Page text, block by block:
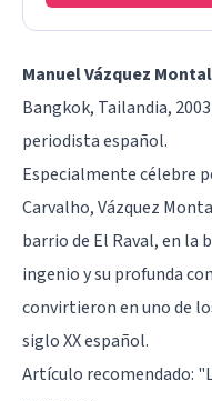
Manuel Vázquez
Bangkok, Tailandia,
periodista español.
Especialmente célebre
Carvalho, Vázquez
barrio de El Raval, en la
ingenio y su profunda
convirtieron en uno de
siglo XX español.
Artículo recomendado: